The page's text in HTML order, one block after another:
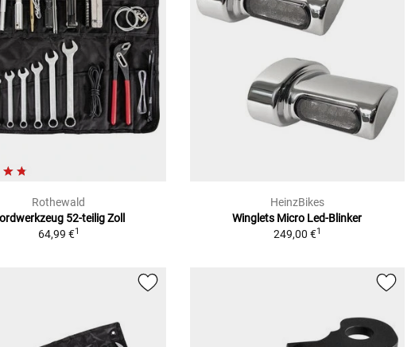
Rothewald
52-teilig Zoll
64,99 €1
HeinzBikes
Winglets Micro Led-Blinker
249,00 €1